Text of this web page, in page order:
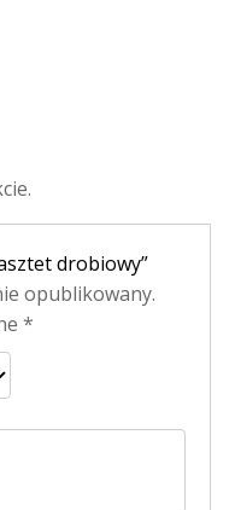
drobiowy”
opublikowany.
*